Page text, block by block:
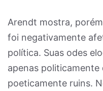
Arendt mostra,
foi negativamente
política. Suas odes
apenas politicamente
poeticamente ruins.